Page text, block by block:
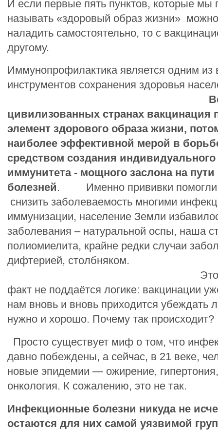
И если первые пять пунктов, которые мы
называть «здоровый образ жизни»
наладить самостоятельно, то с
другому.
Иммунопрофилактика является одним
инструментов сохранения здоровья
Во
цивилизованных странах вакцинация
элемент здорового образа жизни,
наиболее эффективной мерой в
средством создания индивидуального
иммунитета - мощного заслона на пути
болезней. Именно прививки помогли
снизить заболеваемость многими
иммунизации, население Земли
заболевания – натуральной оспы, наша
полиомиелита, крайне редки случаи
дифтерией, столбняком.
Этот
факт не поддаётся логике: вакцинации
нам вновь и вновь приходится убеждать
нужно и хорошо. Почему так происходит?
Просто существует миф о том, что
давно побеждены, а сейчас, в 21 веке,
новые эпидемии — ожирение,
онкология. К сожалению, это не так.
Инфекционные болезни никуда не
остаются для них самой уязвимой